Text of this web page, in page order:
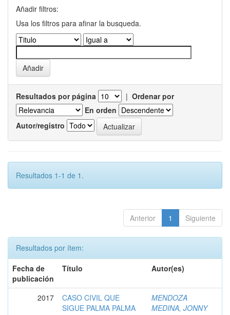
Añadir filtros:
Usa los filtros para afinar la busqueda.
Resultados por página | Ordenar por
En orden
Autor/registro
Resultados 1-1 de 1.
Anterior 1 Siguiente
Resultados por ítem:
Fecha de
publicación
Título Autor(es)
2017
CASO CIVIL QUE
SIGUE PALMA PALMA
MENDOZA
MEDINA, JONNY